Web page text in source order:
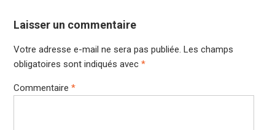
Laisser un commentaire
Votre adresse e-mail ne sera pas publiée. Les champs
obligatoires sont indiqués avec *
Commentaire *